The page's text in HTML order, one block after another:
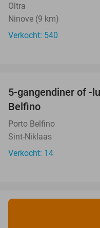
Oltra
Ninove (9 km)
Verkocht: 540
NEW
TODAY
5-gangendiner of -
Belfino
Porto Belfino
Sint-Niklaas
Verkocht: 14